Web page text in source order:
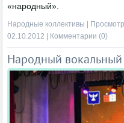
«народный».
Народные коллективы |
02.10.2012
Комментарии (0)
Народный